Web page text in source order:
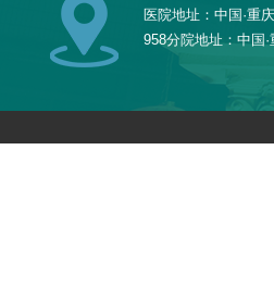
医院地址：中国·重
958分院地址：中国